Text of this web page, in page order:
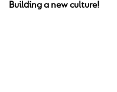
Building a new culture!